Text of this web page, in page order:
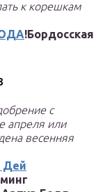
к корешкам
!Бордосская
с
апреля или
весенняя
Дей